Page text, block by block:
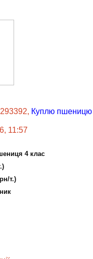
Куплю пшеницю
11:57
4 клас
т.)